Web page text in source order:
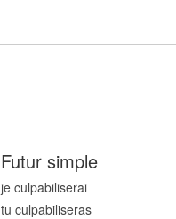
Futur simple
je culpabiliserai
tu culpabiliseras